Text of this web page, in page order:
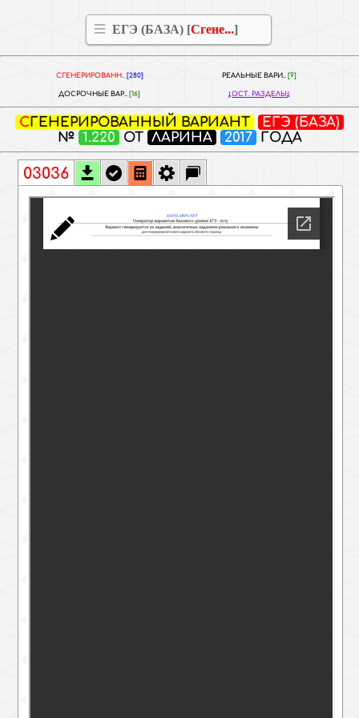
ЕГЭ (БАЗА) [Сгене...]
СГЕНЕРИРОВАНН.. [280] РЕАЛЬНЫЕ ВАРИ.. [9]
ДОСРОЧНЫЕ ВАР.. [16] ОСТ. РАЗДЕЛЫ
СГЕНЕРИРОВАННЫЙ ВАРИАНТ
ЕГЭ (БАЗА)
№ 1.220 ОТ ЛАРИНА 2017 ГОДА
03036